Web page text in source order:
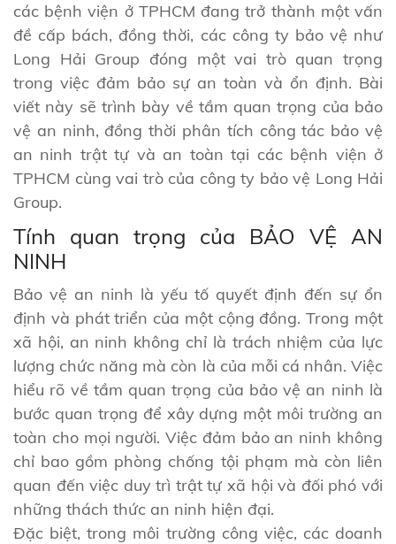
các bệnh viện ở TPHCM đang trở thành một vấn
đề cấp bách, đồng thời, các công ty bảo vệ như
Long Hải Group đóng một vai trò quan trọng
trong việc đảm bảo sự an toàn và ổn định. Bài
viết này sẽ trình bày về tầm quan trọng của bảo
vệ an ninh, đồng thời phân tích công tác bảo vệ
an ninh trật tự và an toàn tại các bệnh viện ở
TPHCM cùng vai trò của công ty bảo vệ Long Hải
Group.
Tính quan trọng của BẢO VỆ AN
NINH
Bảo vệ an ninh là yếu tố quyết định đến sự ổn
định và phát triển của một cộng đồng. Trong một
xã hội, an ninh không chỉ là trách nhiệm của lực
lượng chức năng mà còn là của mỗi cá nhân. Việc
hiểu rõ về tầm quan trọng của bảo vệ an ninh là
bước quan trọng để xây dựng một môi trường an
toàn cho mọi người. Việc đảm bảo an ninh không
chỉ bao gồm phòng chống tội phạm mà còn liên
quan đến việc duy trì trật tự xã hội và đối phó với
những thách thức an ninh hiện đại.
Đặc biệt, trong môi trường công việc, các doanh